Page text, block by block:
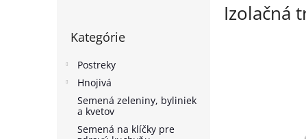
kategórie
Kategórie
Postreky
Hnojivá
Semená zeleniny, byliniek
a kvetov
Semená na klíčky pre
Izolačná